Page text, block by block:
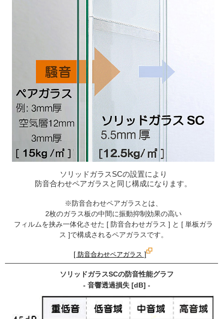
ソリッドガラスSCの設置により
防音合わせペアガラスと同じ構成になります。
※防音合わせペアガラスとは、
2枚のガラス板の中間に振動抑制効果の高い
フィルムを挟み一体化させた [ 防音合わせガラス ] と [ 単板ガラ
ス ]で構成されるペアガラスです。
[ 防音合わせペアガラス ]
ソリッドガラスSCの防音性能グラフ
- 音響透過損失 [dB] -